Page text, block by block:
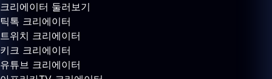
크리에이터 둘러보기
틱톡 크리에이터
트위치 크리에이터
키크 크리에이터
유튜브 크리에이터